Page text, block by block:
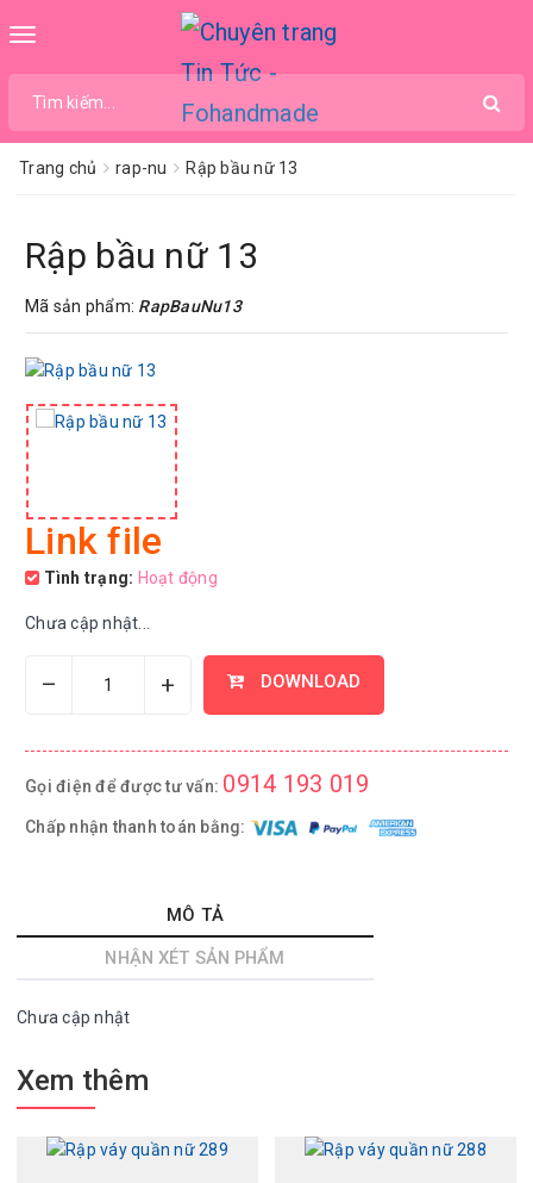
Toggle
Trang chủ rap-nu Rập bầu nữ 13
Rập bầu nữ 13
Mã sản phẩm: RapBauNu13
Link file
Tình trạng: Hoạt động
Chưa cập nhật...
– + DOWNLOAD
Gọi điện để được tư vấn: 0914 193 019
Chấp nhận thanh toán bằng:
MÔ TẢ
NHẬN XÉT SẢN PHẨM
Chưa cập nhật
Xem thêm